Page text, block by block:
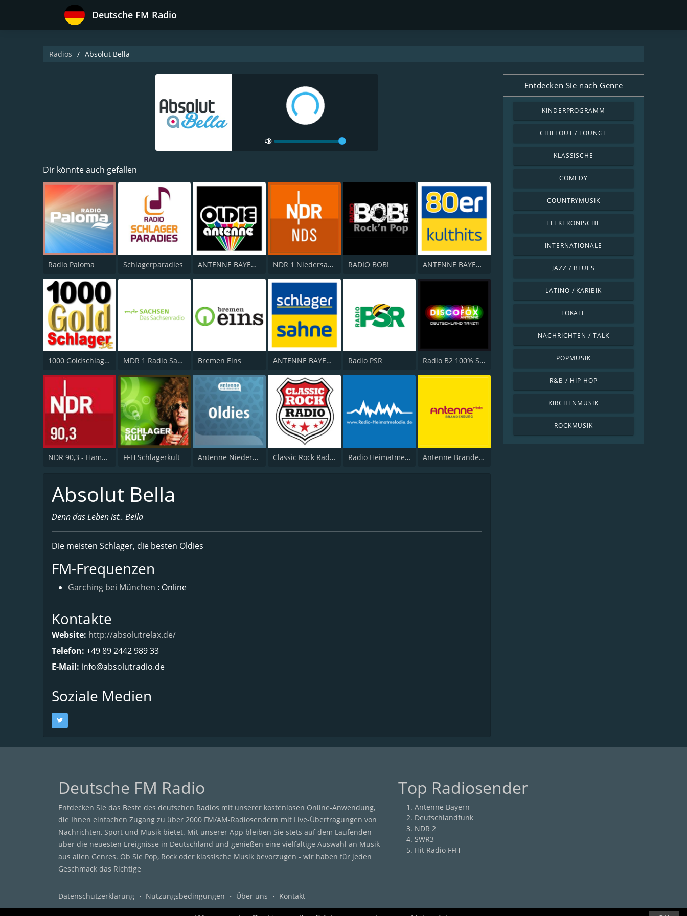
Deutsche FM Radio
Radios Absolut Bella
Dir könnte auch gefallen
Radio Paloma Schlagerparadies ANTENNE BAYERN Oldies but Goldies NDR 1 Niedersachsen RADIO BOB! ANTENNE BAYERN 80er Kulthits
1000 Goldschlager MDR 1 Radio Sachsen Bremen Eins ANTENNE BAYERN Schlagersahne Radio PSR Radio B2 100% SchlagerMIXX
NDR 90,3 - Hamburg FFH Schlagerkult Antenne Niedersachsen Oldies Classic Rock Radio Radio Heimatmelodie Antenne Brandenburg vom rbb
Absolut Bella
Denn das Leben ist.. Bella
Die meisten Schlager, die besten Oldies
FM-Frequenzen
Garching bei München : Online
Kontakte
Website: http://absolutrelax.de/
Telefon: +49 89 2442 989 33
E-Mail: info@absolutradio.de
Soziale Medien
Entdecken Sie nach Genre
KINDERPROGRAMM
CHILLOUT / LOUNGE
KLASSISCHE
COMEDY
COUNTRYMUSIK
ELEKTRONISCHE
INTERNATIONALE
JAZZ / BLUES
LATINO / KARIBIK
LOKALE
NACHRICHTEN / TALK
POPMUSIK
R&B / HIP HOP
KIRCHENMUSIK
ROCKMUSIK
Deutsche FM Radio
Entdecken Sie das Beste des deutschen Radios mit unserer kostenlosen Online-Anwendung,
die Ihnen einfachen Zugang zu über 2000 FM/AM-Radiosendern mit Live-Übertragungen von
Nachrichten, Sport und Musik bietet. Mit unserer App bleiben Sie stets auf dem Laufenden
über die neuesten Ereignisse in Deutschland und genießen eine vielfältige Auswahl an Musik
aus allen Genres. Ob Sie Pop, Rock oder klassische Musik bevorzugen - wir haben für jeden
Geschmack das Richtige
Top Radiosender
Antenne Bayern
Deutschlandfunk
NDR 2
SWR3
Hit Radio FFH
Datenschutzerklärung ・ Nutzungsbedingungen ・ Über uns ・ Kontakt